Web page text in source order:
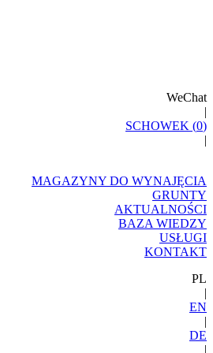
WeChat
|
SCHOWEK (0)
|
MAGAZYNY DO WYNAJĘCIA
GRUNTY
AKTUALNOŚCI
BAZA WIEDZY
USŁUGI
KONTAKT
PL
|
EN
|
DE
|